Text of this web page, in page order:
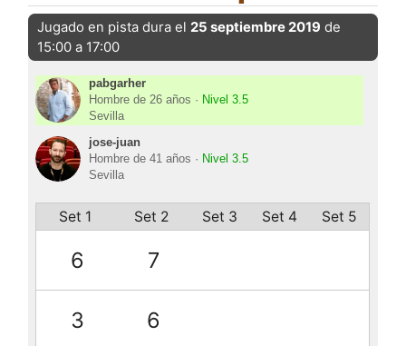
Jugado en pista dura el 25 septiembre 2019 de
15:00 a 17:00
pabgarher
Hombre de 26 años · Nivel 3.5
Sevilla
jose-juan
Hombre de 41 años · Nivel 3.5
Sevilla
Set 1 Set 2 Set 3 Set 4 Set 5
6 7
3 6